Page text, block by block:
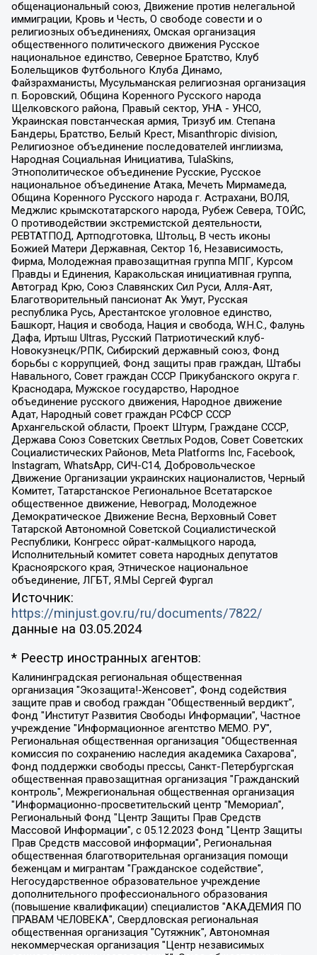
общенациональный союз, Движение против нелегальной
иммиграции, Кровь и Честь, О свободе совести и о
религиозных объединениях, Омская организация
общественного политического движения Русское
национальное единство, Северное Братство, Клуб
Болельщиков Футбольного Клуба Динамо,
Файзрахманисты, Мусульманская религиозная организация
п. Боровский, Община Коренного Русского народа
Щелковского района, Правый сектор, УНА - УНСО,
Украинская повстанческая армия, Тризуб им. Степана
Бандеры, Братство, Белый Крест, Misanthropic division,
Религиозное объединение последователей инглиизма,
Народная Социальная Инициатива, TulaSkins,
Этнополитическое объединение Русские, Русское
национальное объединение Атака, Мечеть Мирмамеда,
Община Коренного Русского народа г. Астрахани, ВОЛЯ,
Меджлис крымскотатарского народа, Рубеж Севера, ТОЙС,
О противодействии экстремистской деятельности,
РЕВТАТПОД, Артподготовка, Штольц, В честь иконы
Божией Матери Державная, Сектор 16, Независимость,
Фирма, Молодежная правозащитная группа МПГ, Курсом
Правды и Единения, Каракольская инициативная группа,
Автоград Крю, Союз Славянских Сил Руси, Алля-Аят,
Благотворительный пансионат Ак Умут, Русская
республика Русь, Арестантское уголовное единство,
Башкорт, Нация и свобода, Нация и свобода, W.H.С., Фалунь
Дафа, Иртыш Ultras, Русский Патриотический клуб-
Новокузнецк/РПК, Сибирский державный союз, Фонд
борьбы с коррупцией, Фонд защиты прав граждан, Штабы
Навального, Совет граждан СССР Прикубанского округа г.
Краснодара, Мужское государство, Народное
объединение русского движения, Народное движение
Адат, Народный совет граждан РСФСР СССР
Архангельской области, Проект Штурм, Граждане СССР,
Держава Союз Советских Светлых Родов, Совет Советских
Социалистических Районов, Meta Platforms Inc, Facebook,
Instagram, WhatsApp, СИЧ-С14, Добровольческое
Движение Организации украинских националистов, Черный
Комитет, Татарстанское Региональное Всетатарское
общественное движение, Невоград, Молодежное
Демократическое Движение Весна, Верховный Совет
Татарской Автономной Советской Социалистической
Республики, Конгресс ойрат-калмыцкого народа,
Исполнительный комитет совета народных депутатов
Красноярского края, Этническое национальное
объединение, ЛГБТ, Я.МЫ Сергей Фургал
Источник:
https://minjust.gov.ru/ru/documents/7822/
данные на 03.05.2024
* Реестр иностранных агентов:
Калининградская региональная общественная организация "Экозащита!-Женсовет", Фонд содействия защите прав и свобод граждан "Общественный вердикт", Фонд "Институт Развития Свободы Информации", Частное учреждение "Информационное агентство МЕМО. РУ", Региональная общественная организация "Общественная комиссия по сохранению наследия академика Сахарова", Фонд поддержки свободы прессы, Санкт-Петербургская общественная правозащитная организация "Гражданский контроль", Межрегиональная общественная организация "Информационно-просветительский центр "Мемориал", Региональный Фонд "Центр Защиты Прав Средств Массовой Информации", с 05.12.2023 Фонд "Центр Защиты Прав Средств массовой информации", Региональная общественная благотворительная организация помощи беженцам и мигрантам "Гражданское содействие", Негосударственное образовательное учреждение дополнительного профессионального образования (повышение квалификации) специалистов "АКАДЕМИЯ ПО ПРАВАМ ЧЕЛОВЕКА", Свердловская региональная общественная организация "Сутяжник", Автономная некоммерческая организация "Центр независимых социологических исследований", Союз общественных объединений "Российский исследовательский центр по правам человека", Региональное общественное учреждение научно-информационный центр "МЕМОРИАЛ", Некоммерческая организация "Фонд защиты гласности", Автономная некоммерческая организация "Институт прав человека", Городская общественная организация "Екатеринбургское общество "МЕМОРИАЛ", Городская общественная организация "Рязанское историко-просветительское и правозащитное общество "Мемориал" (Рязанский Мемориал), Челябинский региональный орган общественной самодеятельности – женское общественное объединение "Женщины Евразии", Челябинский региональный орган общественной самодеятельности "Уральская правозащитная группа", Фонд содействия защите здоровья и социальной справедливости имени Андрея Рылькова, Автономная Некоммерческая Организация "Аналитический Центр Юрия Левады", Автономная некоммерческая организация социальной поддержки населения "Проект Апрель", Региональная общественная организация помощи женщинам и детям, находящимся в кризисной ситуации "Информационно-методический центр "Анна", Фонд содействия развитию массовых коммуникаций и правовому просвещению "Так-так-Так", Фонд содействия устойчивому развитию "Серебряная тайга", Свердловский региональный общественный фонд социальных проектов "Новое время", "Idel.Реалии", Кавказ.Реалии, Крым.Реалии, Телеканал Настоящее Время, Татаро-башкирская служба Радио Свобода (Azatliq Radiosi), Радио Свободная Европа/Радио Свобода (PCE/PC), "Сибирь.Реалии", "Фактограф", Благотворительный фонд помощи осужденным и их семьям, Автономная некоммерческая организация "Институт глобализации и социальных движений", Фонд "В защиту прав заключенных", Частное учреждение "Центр поддержки и содействия развитию средств массовой информации", Пензенский региональный общественный благотворительный фонд "Гражданский союз", "Север.Реалии", Некоммерческая организация Фонд "Правовая инициатива", Общество с ограниченной ответственностью "Радио Свободная Европа/Радио Свобода", Чешское информационное агентство "MEDIUM-ORIENT", Красноярская региональная общественная организация "Мы против СПИДа", Камалягин Денис Николаевич, Маркелов Сергей Евгеньевич, Пономарев Лев Александрович, Савицкая Людмила Алексеевна, Автономная некоммерческая организация "Центр по работе с проблемой насилия "НАСИЛИЮ.НЕТ", Межрегиональный профессиональный союз работников здравоохранения "Альянс врачей", Юридическое лицо, зарегистрированное в Латвийской Республике, SIA "Medusa Project" (регистрационный номер 40103797863, дата регистрации 10.06.2014), Некоммерческая организация "Фонд по борьбе с коррупцией", Автономная некоммерческая организация "Институт права и публичной политики", Баданин Роман Сергеевич, Гликин Максим Александрович, Железнова Мария Михайловна, Лукьянова Юлия Сергеевна, Маетная Елизавета Витальевна, Маняхин Петр Борисович, Чуракова Ольга Владимировна, Ярош Юлия Петровна, Юридическое лицо "The Insider SIA", зарегистрированное в Риге, Латвийская Республика (дата регистрации 26.06.2015), являющееся администратором доменного имени интернет-издания "The Insider SIA", https://theins.ru, Постернак Алексей Евгеньевич, Рубин Михаил Аркадьевич, Анин Роман Александрович, Юридическое лицо Istories fonds, зарегистрированное в Латвийской Республике (регистрационный номер 50008295751, дата регистрации 24.02.2020), Великовский Дмитрий Александрович, Долинина Ирина Николаевна, Мароховская Алеся Алексеевна, Шлейнов Роман Юрьевич, Шмагун Олеся Валентиновна, Общество с ограниченной ответственностью "Альтаир 2021", Общество с ограниченной ответственностью "Вега 2021", Общество с ограниченной ответственностью "Главный редактор 2021", Общество с ограниченной ответственностью "Ромашки монолит", Важенков Артем Валерьевич, Ивановская областная общественная организация "Центр гендерных исследований", Гурман Юрий Альбертович, Медиапроект "ОВД-Инфо", Егоров Владимир Владимирович, Жилинский Владимир Александрович, Общество с ограниченной ответственностью "ЗП", Иванова София Юрьевна, Карезина Инна Павловна, Кильтау Екатерина Викторовна, Петров Алексей Викторович, Пискунов Сергей Евгеньевич, Смирнов Сергей Сергеевич, Тихонов Михаил Сергеевич, Общество с ограниченной ответственностью "ЖУРНАЛИСТ-ИНОСТРАННЫЙ АГЕНТ", Арапова Галина Юрьевна, Вольтская Татьяна Анатольевна, Американская компания "Mason G.E.S. Anonymous Foundation" (США), являющаяся владельцем интернет-издания https://mnews.world/, Компания "Stichting Bellingcat", зарегистрированная в Нидерландах (дата регистрации 11.07.2018), Захаров Андрей Вячеславович, Клепиковская Екатерина Дмитриевна, Общество с ограниченной ответственностью "МЕМО", Перл Роман Александрович, Симонов Евгений Алексеевич, Соловьева Елена Анатольевна, Сотников Даниил Владимирович, Сурначева Елизавета Дмитриевна, Автономная некоммерческая организация по защите прав человека и информированию населения "Якутия – Наше Мнение", Общество с ограниченной ответственностью "Москоу диджитал медиа", с 26.01.2023 Общество с ограниченной ответственностью "Чайка Белые сады", Ветошкина Валерия Валерьевна, Заговора Максим Александрович, Межрегиональное общественное движение "Российская ЛГБТ - сеть", Оленичев Максим Владимирович, Павлов Иван Юрьевич, Скворцова Елена Сергеевна, Общество с ограниченной ответственностью "Как бы инагент", Кочетков Игорь Викторович, Общество с ограниченной ответственностью "Честные выборы", Еланчик Олег Александрович, Общество с ограниченной ответственностью "Нобелевский призыв", Гималова Регина Эмилевна, Григорьев Андрей Валерьевич, Григорьева Алина Александровна, Ассоциация по содействию защите прав призывников, альтернативнослужащих и военнослужащих "Правозащитная группа "Гражданин.Армия.Право", Хисамова Регина Фаритовна, Автономная некоммерческая организация по реализации социально-правовых программ "Лилит", Дальневосточное общественное движение "Маяк", Санкт-Петербургская ЛГБТ-инициативная группа "Выход", Инициативная группа ЛГБТ+ "Реверс", Алексеев Андрей Викторович, Бекбулатова Таисия Львовна, Беляев Иван Михайлович, Владыкина Елена Сергеевна, Гельман Марат Александрович, Никульшина Вероника Юрьевна, Толоконникова Надежда Андреевна, Шендерович Виктор Анатольевич, Общество с ограниченной ответственностью "Данное сообщение", Общество с ограниченной ответственностью Издательский дом "Новая глава", Айнбиндер Александра Александровна, Московский комьюнити-центр для ЛГБТ+инициатив, Благотворительный фонд развития филантропии, Deutsche Welle (Германия, Kurt-Schumacher-Strasse 3, 53113 Bonn), Борзунова Мария Михайловна, Воробьев Виктор Викторович, Голубева Анна Львовна, Константинова Алла Михайловна, Малкова Ирина Владимировна, Мурадов Мурад Абдулгалимович, Осетинская Елизавета Николаевна, Понасенков Евгений Николаевич, Ганапольский Матвей Юрьевич, Киселев Евгений Алексеевич, Борухович Ирина Григорьевна, Дремин Иван Тимофеевич, Дубровский Дмитрий Викторович, Красноярская региональная общественная организация поддержки и развития альтернативных образовательных технологий и межкультурных коммуникаций "ИНТЕРРА", Маяковская Екатерина Алексеевна, Фейгин Марк Захарович, Филимонов Андрей Викторович, Дзугкоева Регина Николаевна, Доброхотов Роман Александрович, Дудь Юрий Александрович, Елкин Сергей Владимирович, Кругликов Кирилл Игоревич, Сабунаева Мария Леонидовна, Семенов Алексей Владимирович, Шаинян Карен Багратович, Шульман Екатерина Михайловна, Асафьев Артур Валерьевич, Вахштайн Виктор Семенович, Венедиктов Алексей Алексеевич, Лушникова Екатерина Евгеньевна, Волков Леонид Михайлович, Невзоров Александр Глебович, Пархоменко Сергей Борисович, Сироткин Ярослав Николаевич, Кара-Мурза Владимир Владимирович, Баранова Наталья Владимировна, Гозман Леонид Яковлевич, Кагарлицкий Борис Юльевич, Климарев Михаил Валерьевич, Милов Владимир Станиславович, Автономная некоммерческая организация Краснодарский центр современного искусства "Типография", Моргенштерн Алишер Тагирович, Соболь Любовь Эдуардовна, Общество с ограниченной ответственностью "ЛИЗА НОРМ", Каспаров Гарри Кимович, Ходорковский Михаил Борисович, Общество с ограниченной ответственностью "Апрельские тезисы", Данилович Ирина Брониславовна, Кашин Олег Владимирович, Петров Николай Владимирович, Пивоваров Алексей Владимирович, Соколов Михаил Владимирович, Цветкова Юлия Владимировна, Чичваркин Евгений Александрович, Комитет против пыток/Команда против пыток, Общество с ограниченной ответственностью "Первый научный", Общество с ограниченной ответственностью "Вертолет и ко", Белоцерковская Вероника Борисовна, Кац Максим Евгеньевич, Лазарева Татьяна Юрьевна, Шаведдинов Руслан Табризович, Яшин Илья Валерьевич, Общество с ограниченной ответственностью "Иноагент ААВ", Алешковский Дмитрий Петрович, Альбац Евгения Марковна, Быков Дмитрий Львович, Галямина Юлия Евгеньевна, Лойко Сергей Леонидович, Мартынов Кирилл Константинович, Медведев Сергей Александрович, Крашенинников Федор Геннадиевич, Гордеева Катерина Вл